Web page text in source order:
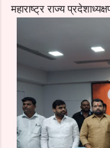
महाराष्ट्र राज्य